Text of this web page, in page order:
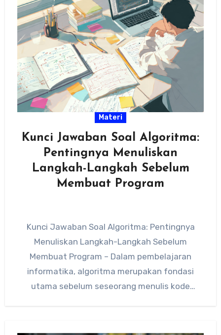
Materi
Kunci Jawaban Soal Algoritma:
Pentingnya Menuliskan
Langkah-Langkah Sebelum
Membuat Program
Kunci Jawaban Soal Algoritma: Pentingnya
Menuliskan Langkah-Langkah Sebelum
Membuat Program – Dalam pembelajaran
informatika, algoritma merupakan fondasi
utama sebelum seseorang menulis kode